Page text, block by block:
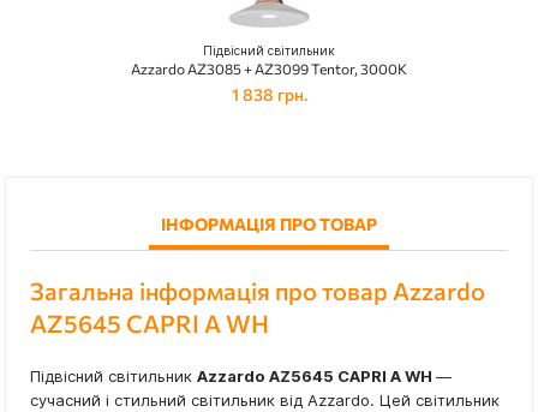
Підвісний світильник
Azzardo AZ3085 + AZ3099 Tentor, 3000K
1 838 грн.
ІНФОРМАЦІЯ ПРО ТОВАР
Загальна інформація про товар Azzardo
AZ5645 CAPRI A WH
Підвісний світильник Azzardo AZ5645 CAPRI A WH —
сучасний і стильний світильник від Azzardo. Цей світильник